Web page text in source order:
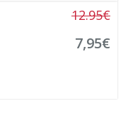
12.95€
7,95€